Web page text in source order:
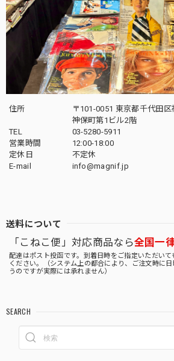
住所
〒101-0051 東京都千代田
神保町第1ビル2階
TEL
03-5280-5911
営業時間
12:00-18:00
定休日
不定休
E-mail
info@magnif.jp
送料について
「こねこ便」対応商品なら全国一
配達はポスト投函です。到着日時をご指定いただい
ください。（システム上の都合により、ご注文時に
うのですが実際には承れません）
SEARCH